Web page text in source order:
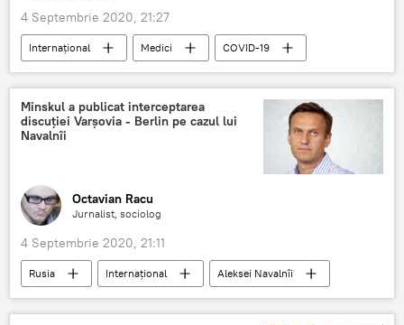
4 Septembrie 2020, 21:27
Internaţional Medici
COVID-19
deces
Minskul a publicat interceptarea
discuției Varșovia - Berlin pe cazul lui
Navalnîi
Octavian Racu
Jurnalist, sociolog
4 Septembrie 2020, 21:11
Rusia Internaţional Aleksei Navalnîi